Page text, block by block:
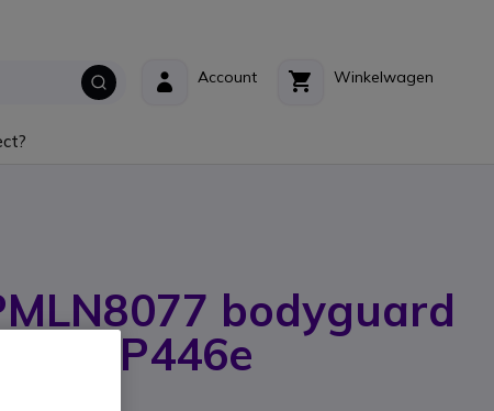
Winkelwagen
Account
bodyguard
CLP446e
PMLN8190